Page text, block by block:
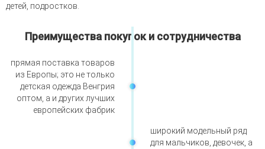
детей, подростков.
Преимущества покупок и сотрудничества
прямая поставка товаров
из Европы; это не только
детская одежда Венгрия
оптом, а и других лучших
европейских фабрик
широкий модельный ряд
для мальчиков, девочек, а